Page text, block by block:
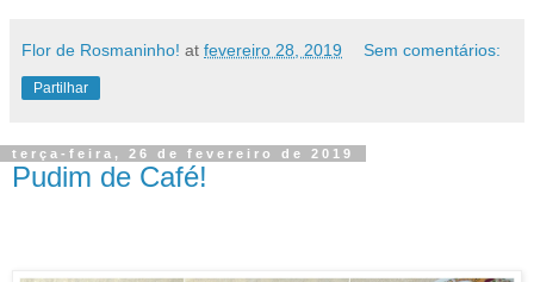
Flor de Rosmaninho! at fevereiro 28, 2019 Sem comentários:
Partilhar
terça-feira, 26 de fevereiro de 2019
Pudim de Café!